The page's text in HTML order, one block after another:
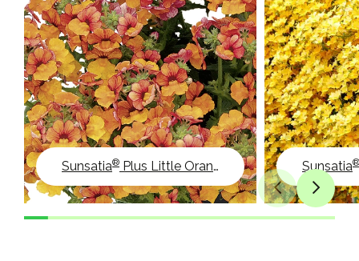
Sunsatia® Plus Little Orange Sunsatia®